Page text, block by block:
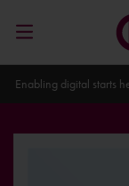
Autodesk Platinum